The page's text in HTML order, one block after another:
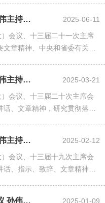
省政协召开党组会议主席会议 孙伟主持并讲话
2025-06-11
会议、十三届二十一次主席
章精神、中央和省委有关文
省政协召开党组会议主席会议 孙伟主持并讲话
2025-03-21
会议、十三届二十次主席会
、文章精神，研究贯彻落实
省政协召开党组会议主席会议 孙伟主持并讲话
2025-02-12
会议、十三届十九次主席会
、指示、致辞、文章精神，
省政协召开十三届十八次主席会议 孙伟主持并讲话
2025-01-09